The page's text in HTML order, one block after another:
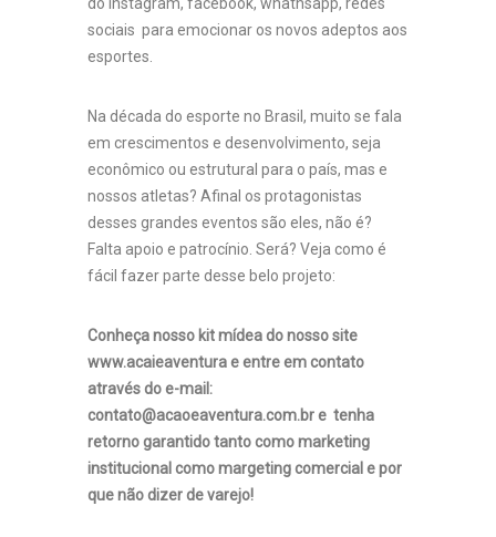
sociais para emocionar os novos adeptos aos
esportes.
Na década do esporte no Brasil, muito se fala
em crescimentos e desenvolvimento, seja
econômico ou estrutural para o país, mas e
nossos atletas? Afinal os protagonistas
desses grandes eventos são eles, não é?
Falta apoio e patrocínio. Será? Veja como é
fácil fazer parte desse belo projeto:
Conheça nosso kit mídea do nosso site
www.acaieaventura e entre em contato
através do e-mail:
contato@acaoeaventura.com.br e tenha
retorno garantido tanto como marketing
institucional como margeting comercial e por
que não dizer de varejo!